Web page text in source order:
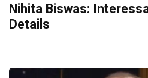
Nihita Biswas:
Details